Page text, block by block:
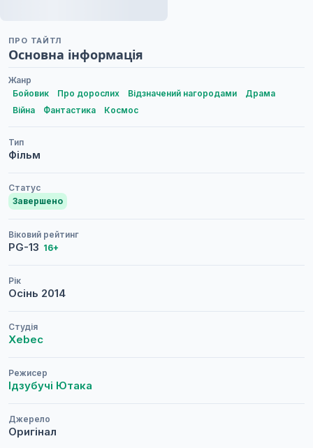
ПРО ТАЙТЛ
Основна інформація
Жанр
Бойовик
Про дорослих Відзначений нагородами
Драма
Війна
Фантастика Космос
Тип
Фільм
Статус
Завершено
Віковий рейтинг
PG-13 16+
Рік
Осінь 2014
Студія
Xebec
Режисер
Ідзубучі Ютака
Джерело
Оригінал